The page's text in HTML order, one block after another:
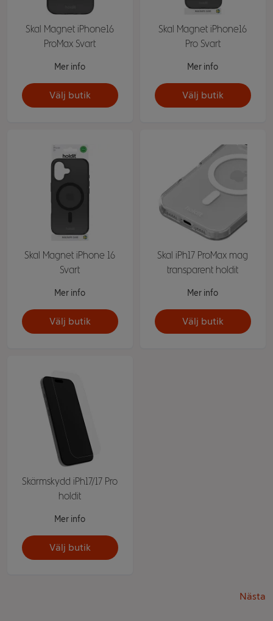
Skal Magnet iPhone16
ProMax Svart
Mer info
Välj butik
Skal Magnet iPhone16
Pro Svart
Mer info
Välj butik
Skal Magnet iPhone 16
Svart
Mer info
Välj butik
Skal iPh17 ProMax mag
transparent holdit
Mer info
Välj butik
Skärmskydd iPh17/17 Pro
holdit
Mer info
Välj butik
Nästa